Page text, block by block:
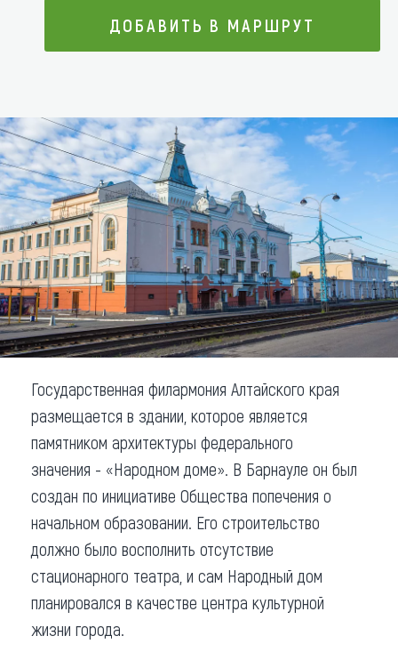
Что привезти (сувениры)
Коллекция впечатлений
Другие рубрики
ДОБАВИТЬ В МАРШРУТ
Государственная филармония Алтайского края
размещается в здании, которое является
памятником архитектуры федерального
значения - «Народном доме». В Барнауле он был
создан по инициативе Общества попечения о
начальном образовании. Его строительство
должно было восполнить отсутствие
стационарного театра, и сам Народный дом
планировался в качестве центра культурной
жизни города.